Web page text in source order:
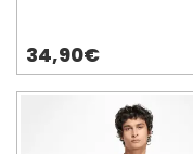
34,90€